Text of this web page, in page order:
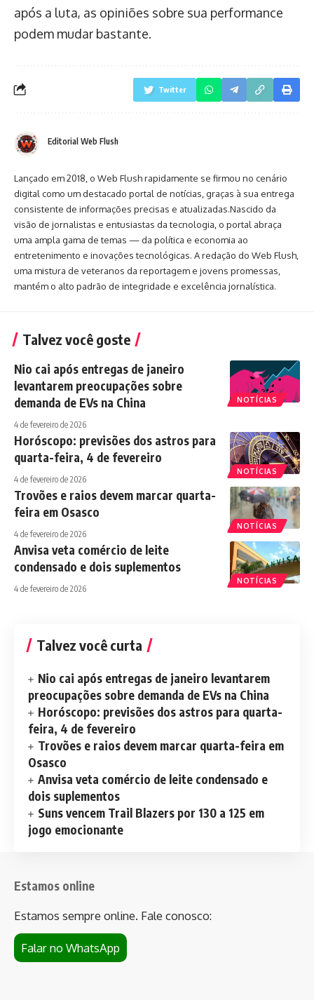
após a luta, as opiniões sobre sua performance
podem mudar bastante.
Twitter
Editorial Web Flush
Lançado em 2018, o Web Flush rapidamente se firmou no cenário
digital como um destacado portal de notícias, graças à sua entrega
consistente de informações precisas e atualizadas.Nascido da
visão de jornalistas e entusiastas da tecnologia, o portal abraça
uma ampla gama de temas — da política e economia ao
entretenimento e inovações tecnológicas. A redação do Web Flush,
uma mistura de veteranos da reportagem e jovens promessas,
mantém o alto padrão de integridade e excelência jornalística.
Talvez você goste
NOTÍCIAS
Nio cai após entregas de janeiro
levantarem preocupações sobre
demanda de EVs na China
4 de fevereiro de 2026
NOTÍCIAS
Horóscopo: previsões dos astros para
quarta-feira, 4 de fevereiro
4 de fevereiro de 2026
NOTÍCIAS
Trovões e raios devem marcar quarta-
feira em Osasco
4 de fevereiro de 2026
NOTÍCIAS
Anvisa veta comércio de leite
condensado e dois suplementos
4 de fevereiro de 2026
Talvez você curta
Nio cai após entregas de janeiro levantarem
preocupações sobre demanda de EVs na China
Horóscopo: previsões dos astros para quarta-
feira, 4 de fevereiro
Trovões e raios devem marcar quarta-feira em
Osasco
Anvisa veta comércio de leite condensado e
dois suplementos
Suns vencem Trail Blazers por 130 a 125 em
jogo emocionante
Estamos online
Estamos sempre online. Fale conosco:
Falar no WhatsApp